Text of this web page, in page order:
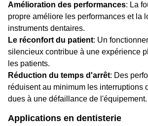
Amélioration des performances: La
propre améliore les performances et la
instruments dentaires.
Le réconfort du patient: Un
silencieux contribue à une expérience
les patients.
Réduction du temps d'arrêt: Des
réduisent au minimum les interruptions
dues à une défaillance de l'équipement.
Applications en dentisterie